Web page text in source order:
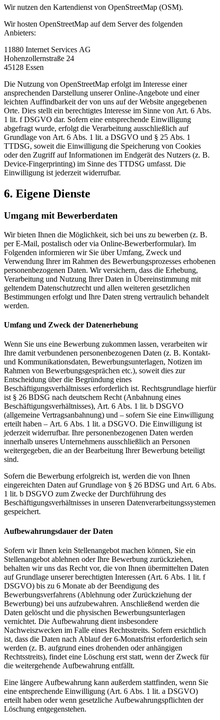
Wir nutzen den Kartendienst von OpenStreetMap (OSM).
Wir hosten OpenStreetMap auf dem Server des folgenden
Anbieters:
11880 Internet Services AG
Hohenzollernstraße 24
45128 Essen
Die Nutzung von OpenStreetMap erfolgt im Interesse einer
ansprechenden Darstellung unserer Online-Angebote und einer
leichten Auffindbarkeit der von uns auf der Website angegebenen
Orte. Dies stellt ein berechtigtes Interesse im Sinne von Art. 6 Abs.
1 lit. f DSGVO dar. Sofern eine entsprechende Einwilligung
abgefragt wurde, erfolgt die Verarbeitung ausschließlich auf
Grundlage von Art. 6 Abs. 1 lit. a DSGVO und § 25 Abs. 1
TTDSG, soweit die Einwilligung die Speicherung von Cookies
oder den Zugriff auf Informationen im Endgerät des Nutzers (z. B.
Device-Fingerprinting) im Sinne des TTDSG umfasst. Die
Einwilligung ist jederzeit widerrufbar.
6. Eigene Dienste
Umgang mit Bewerberdaten
Wir bieten Ihnen die Möglichkeit, sich bei uns zu bewerben (z. B.
per E-Mail, postalisch oder via Online-Bewerberformular). Im
Folgenden informieren wir Sie über Umfang, Zweck und
Verwendung Ihrer im Rahmen des Bewerbungsprozesses erhobenen
personenbezogenen Daten. Wir versichern, dass die Erhebung,
Verarbeitung und Nutzung Ihrer Daten in Übereinstimmung mit
geltendem Datenschutzrecht und allen weiteren gesetzlichen
Bestimmungen erfolgt und Ihre Daten streng vertraulich behandelt
werden.
Umfang und Zweck der Datenerhebung
Wenn Sie uns eine Bewerbung zukommen lassen, verarbeiten wir
Ihre damit verbundenen personenbezogenen Daten (z. B. Kontakt-
und Kommunikationsdaten, Bewerbungsunterlagen, Notizen im
Rahmen von Bewerbungsgesprächen etc.), soweit dies zur
Entscheidung über die Begründung eines
Beschäftigungsverhältnisses erforderlich ist. Rechtsgrundlage hierfür
ist § 26 BDSG nach deutschem Recht (Anbahnung eines
Beschäftigungsverhältnisses), Art. 6 Abs. 1 lit. b DSGVO
(allgemeine Vertragsanbahnung) und – sofern Sie eine Einwilligung
erteilt haben – Art. 6 Abs. 1 lit. a DSGVO. Die Einwilligung ist
jederzeit widerrufbar. Ihre personenbezogenen Daten werden
innerhalb unseres Unternehmens ausschließlich an Personen
weitergegeben, die an der Bearbeitung Ihrer Bewerbung beteiligt
sind.
Sofern die Bewerbung erfolgreich ist, werden die von Ihnen
eingereichten Daten auf Grundlage von § 26 BDSG und Art. 6 Abs.
1 lit. b DSGVO zum Zwecke der Durchführung des
Beschäftigungsverhältnisses in unseren Datenverarbeitungssystemen
gespeichert.
Aufbewahrungsdauer der Daten
Sofern wir Ihnen kein Stellenangebot machen können, Sie ein
Stellenangebot ablehnen oder Ihre Bewerbung zurückziehen,
behalten wir uns das Recht vor, die von Ihnen übermittelten Daten
auf Grundlage unserer berechtigten Interessen (Art. 6 Abs. 1 lit. f
DSGVO) bis zu 6 Monate ab der Beendigung des
Bewerbungsverfahrens (Ablehnung oder Zurückziehung der
Bewerbung) bei uns aufzubewahren. Anschließend werden die
Daten gelöscht und die physischen Bewerbungsunterlagen
vernichtet. Die Aufbewahrung dient insbesondere
Nachweiszwecken im Falle eines Rechtsstreits. Sofern ersichtlich
ist, dass die Daten nach Ablauf der 6-Monatsfrist erforderlich sein
werden (z. B. aufgrund eines drohenden oder anhängigen
Rechtsstreits), findet eine Löschung erst statt, wenn der Zweck für
die weitergehende Aufbewahrung entfällt.
Eine längere Aufbewahrung kann außerdem stattfinden, wenn Sie
eine entsprechende Einwilligung (Art. 6 Abs. 1 lit. a DSGVO)
erteilt haben oder wenn gesetzliche Aufbewahrungspflichten der
Löschung entgegenstehen.